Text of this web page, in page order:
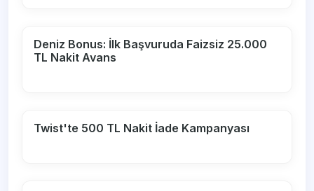
Deniz Bonus: İlk Başvuruda Faizsiz 25.000
TL Nakit Avans
Twist'te 500 TL Nakit İade Kampanyası